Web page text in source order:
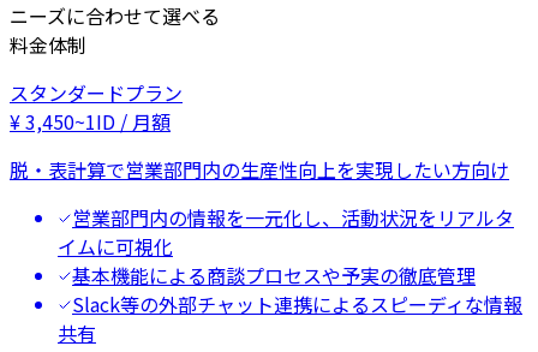
ニーズに合わせて選べる
料金体制
スタンダードプラン
¥3,450~1ID / 月額
脱・表計算で営業部門内の生産性向上を実現したい方向け
営業部門内の情報を一元化し、活動状況をリアルタ
イムに可視化
基本機能による商談プロセスや予実の徹底管理
Slack等の外部チャット連携によるスピーディな情報
共有